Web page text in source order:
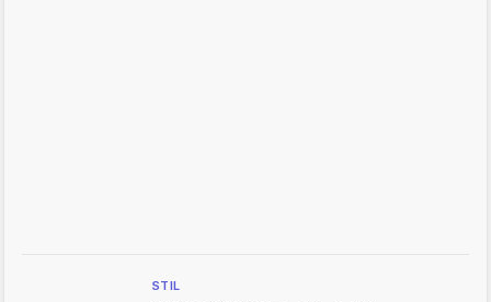
STIL